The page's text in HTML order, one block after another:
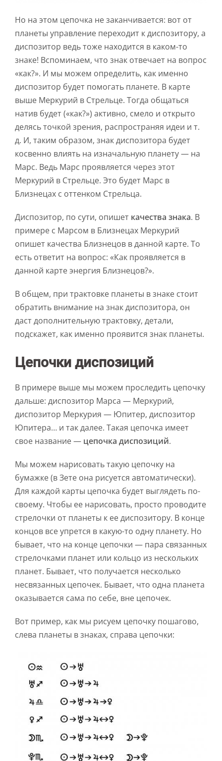
Но на этом цепочка не заканчивается: вот от
планеты управление переходит к диспозитору, а
диспозитор ведь тоже находится в каком-то
знаке! Вспоминаем, что знак отвечает на вопрос
«как?». И мы можем определить, как именно
диспозитор будет помогать планете. В карте
выше Меркурий в Стрельце. Тогда общаться
натив будет («как?») активно, смело и открыто
делясь точкой зрения, распространяя идеи и т.
д. И, таким образом, знак диспозитора будет
косвенно влиять на изначальную планету — на
Марс. Ведь Марс проявляется через этот
Меркурий в Стрельце. Это будет Марс в
Близнецах с оттенком Стрельца.
Диспозитор, по сути, опишет качества знака. В
примере с Марсом в Близнецах Меркурий
опишет качества Близнецов в данной карте. То
есть ответит на вопрос: «Как проявляется в
данной карте энергия Близнецов?».
В общем, при трактовке планеты в знаке стоит
обратить внимание на знак диспозитора, он
даст дополнительную трактовку, детали,
подскажет, как именно проявится знак планеты.
Цепочки диспозиций
В примере выше мы можем проследить цепочку
дальше: диспозитор Марса — Меркурий,
диспозитор Меркурия — Юпитер, диспозитор
Юпитера… и так далее. Такая цепочка имеет
свое название — цепочка диспозиций.
Мы можем нарисовать такую цепочку на
бумажке (в Зете она рисуется автоматически).
Для каждой карты цепочка будет выглядеть по-
своему. Чтобы ее нарисовать, просто проводите
стрелочки от планеты к ее диспозитору. В конце
концов все упрется в какую-то одну планету. Но
бывает, что на конце цепочки — пара связанных
стрелочками планет или кольцо из нескольких
планет. Бывает, что получается несколько
несвязанных цепочек. Бывает, что одна планета
оказывается сама по себе, вне цепочек.
Вот пример, как мы рисуем цепочку пошагово,
слева планеты в знаках, справа цепочки: